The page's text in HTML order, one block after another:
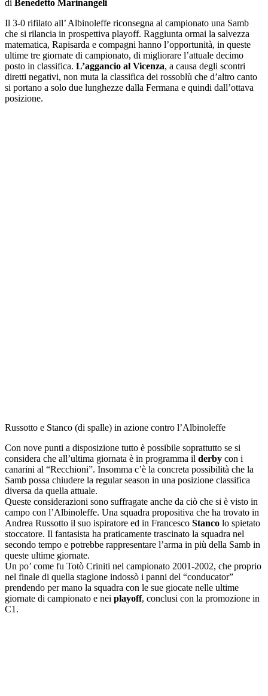
di Benedetto Marinangeli
Il 3-0 rifilato all’ Albinoleffe riconsegna al campionato una Samb
che si rilancia in prospettiva playoff. Raggiunta ormai la salvezza
matematica, Rapisarda e compagni hanno l’opportunità, in queste
ultime tre giornate di campionato, di migliorare l’attuale decimo
posto in classifica. L’aggancio al Vicenza, a causa degli scontri
diretti negativi, non muta la classifica dei rossoblù che d’altro canto
si portano a solo due lunghezze dalla Fermana e quindi dall’ottava
posizione.
Russotto e Stanco (di spalle) in azione contro l’Albinoleffe
Con nove punti a disposizione tutto è possibile soprattutto se si
considera che all’ultima giornata è in programma il derby con i
canarini al “Recchioni”. Insomma c’è la concreta possibilità che la
Samb possa chiudere la regular season in una posizione classifica
diversa da quella attuale.
Queste considerazioni sono suffragate anche da ciò che si è visto in
campo con l’Albinoleffe. Una squadra propositiva che ha trovato in
Andrea Russotto il suo ispiratore ed in Francesco Stanco lo spietato
stoccatore. Il fantasista ha praticamente trascinato la squadra nel
secondo tempo e potrebbe rappresentare l’arma in più della Samb in
queste ultime giornate.
Un po’ come fu Totò Criniti nel campionato 2001-2002, che proprio
nel finale di quella stagione indossò i panni del “conducator”
prendendo per mano la squadra con le sue giocate nelle ultime
giornate di campionato e nei playoff, conclusi con la promozione in
C1.